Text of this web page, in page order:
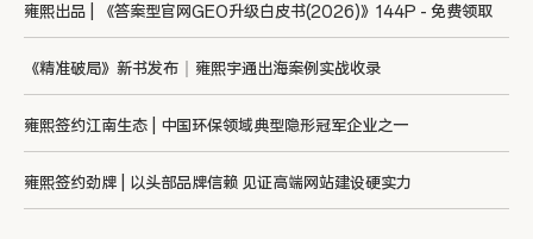
雍熙出品 | 《答案型官网GEO升级白皮书(2026)》144P - 免费领取
《精准破局》新书发布｜雍熙宇通出海案例实战收录
雍熙签约江南生态 | 中国环保领域典型隐形冠军企业之一
雍熙签约劲牌 | 以头部品牌信赖 见证高端网站建设硬实力